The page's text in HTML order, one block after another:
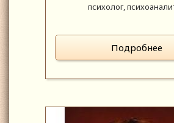
психолог,
Подробнее